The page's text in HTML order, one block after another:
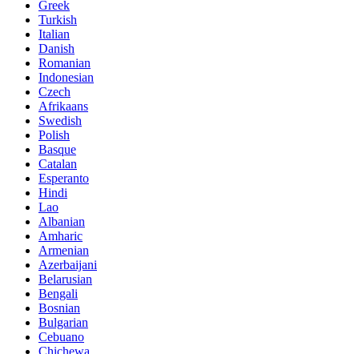
Greek
Turkish
Italian
Danish
Romanian
Indonesian
Czech
Afrikaans
Swedish
Polish
Basque
Catalan
Esperanto
Hindi
Lao
Albanian
Amharic
Armenian
Azerbaijani
Belarusian
Bengali
Bosnian
Bulgarian
Cebuano
Chichewa